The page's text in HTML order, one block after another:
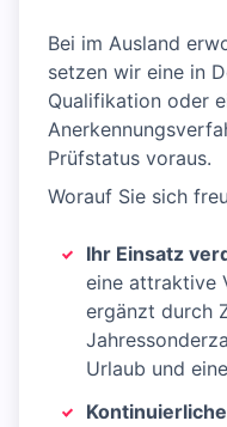
Bei im Ausland
setzen wir eine in
Qualifikation oder
Prüfstatus voraus.
Worauf Sie sich
Ihr Einsatz
eine attraktive
ergänzt durch
Urlaub und